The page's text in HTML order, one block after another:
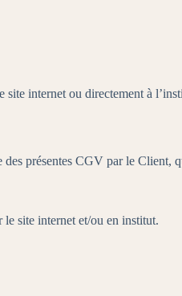
site internet ou directement à
présentes CGV par le Client,
le site internet et/ou en institut.